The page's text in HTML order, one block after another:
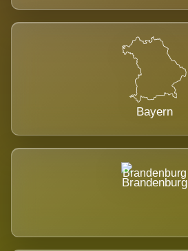
Bayern
Brandenburg